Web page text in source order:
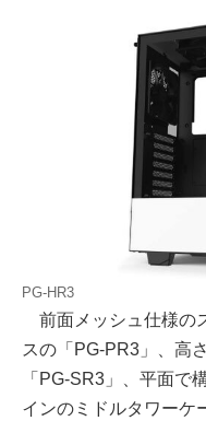
PG-HR3
前面メッシュ仕様の
スの「PG-PR3」、高
「PG-SR3」、平面で
インのミドルタワーケ